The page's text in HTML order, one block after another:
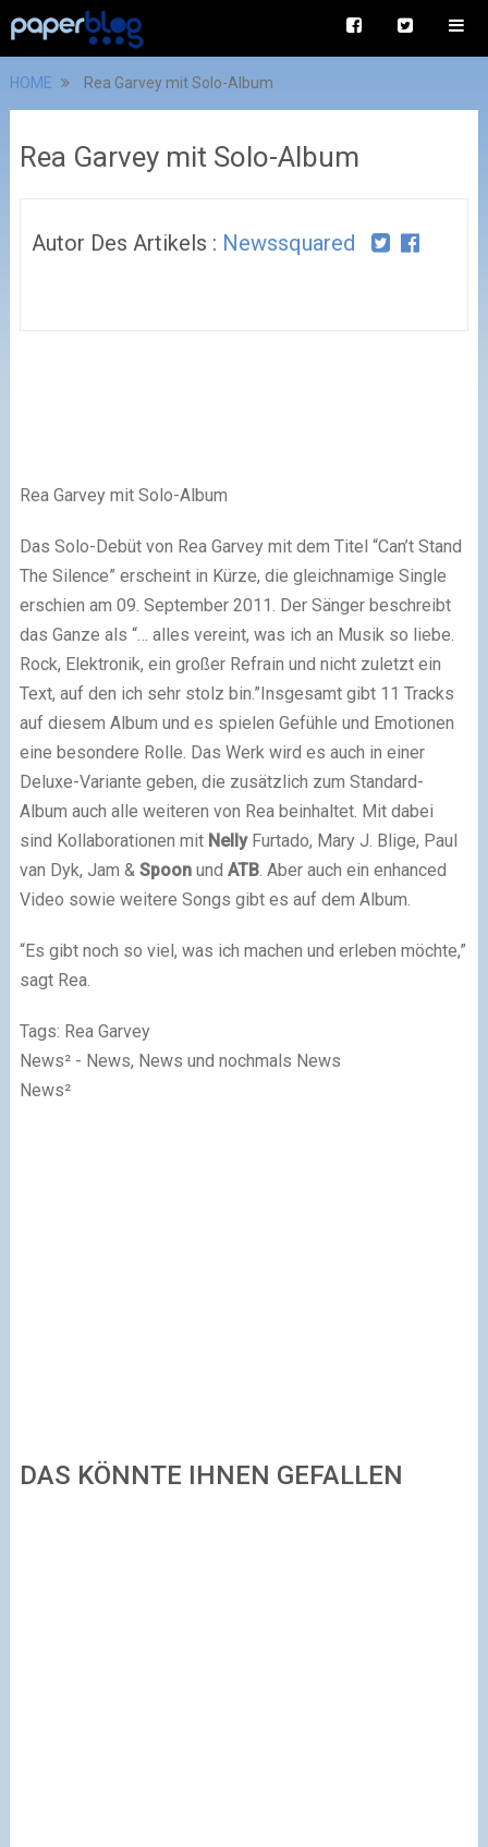
HOME Rea Garvey mit Solo-Album
Rea Garvey mit Solo-Album
Autor Des Artikels : Newssquared
Rea Garvey mit Solo-Album
Das Solo-Debüt von Rea Garvey mit dem Titel “Can’t Stand
The Silence” erscheint in Kürze, die gleichnamige Single
erschien am 09. September 2011. Der Sänger beschreibt
das Ganze als “… alles vereint, was ich an Musik so liebe.
Rock, Elektronik, ein großer Refrain und nicht zuletzt ein
Text, auf den ich sehr stolz bin.”Insgesamt gibt 11 Tracks
auf diesem Album und es spielen Gefühle und Emotionen
eine besondere Rolle. Das Werk wird es auch in einer
Deluxe-Variante geben, die zusätzlich zum Standard-
Album auch alle weiteren von Rea beinhaltet. Mit dabei
sind Kollaborationen mit NellyFurtado, Mary J. Blige, Paul
van Dyk, Jam & Spoonund ATB. Aber auch ein enhanced
Video sowie weitere Songs gibt es auf dem Album.
“Es gibt noch so viel, was ich machen und erleben möchte,”
sagt Rea.
Tags: Rea Garvey
News² - News, News und nochmals News
News²
DAS KÖNNTE IHNEN GEFALLEN